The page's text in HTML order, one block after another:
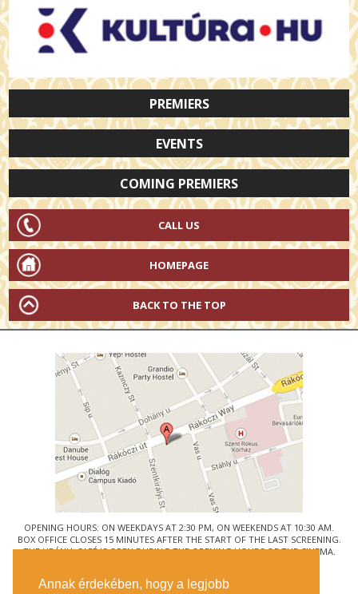
Annak érdekében, hogy a legjobb
PREMIERS
EVENTS
COMING PREMIERS
CALL US
HOMEPAGE
BACK TO THE TOP
OPENING HOURS: ON WEEKDAYS AT 2:30 PM, ON WEEKENDS AT 10:30 AM.
BOX OFFICE CLOSES 15 MINUTES AFTER THE START OF THE LAST SCREENING.
THE URÁNIA CAFÉ IS OPEN DURING THE OPENING HOURS OF THE CINEMA.